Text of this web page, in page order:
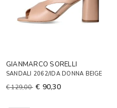
GIANMARCO SORELLI
SANDALI 2062/IDA DONNA BEIGE
€ 129,00 € 90,30